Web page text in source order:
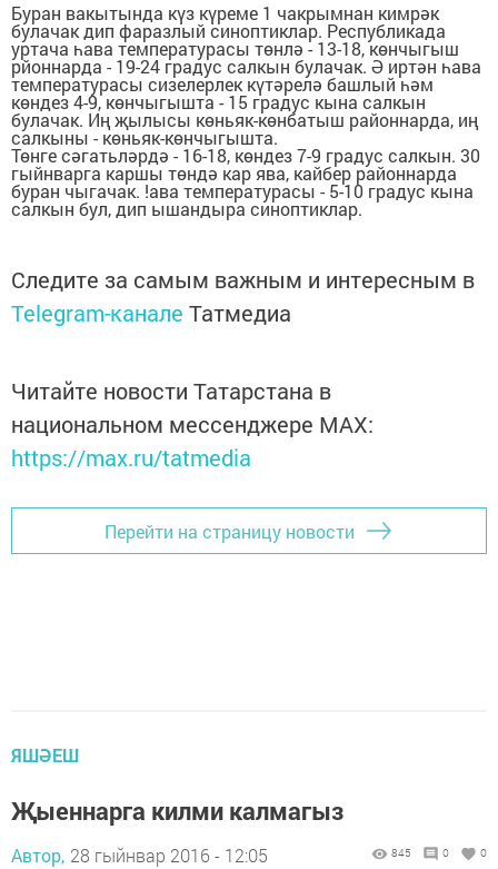
Буран вакытында күз күреме 1 чакрымнан кимрәк
булачак дип фаразлый синоптиклар. Республикада
уртача һава температурасы төнлә - 13-18, көнчыгыш
рйоннарда - 19-24 градус салкын булачак. Ә иртән һава
температурасы сизелерлек күтәрелә башлый һәм
көндез 4-9, көнчыгышта - 15 градус кына салкын
булачак. Иң җылысы көньяк-көнбатыш районнарда, иң
салкыны - көньяк-көнчыгышта.
Төнге сәгатьләрдә - 16-18, көндез 7-9 градус салкын. 30
гыйнварга каршы төндә кар ява, кайбер районнарда
буран чыгачак. !ава температурасы - 5-10 градус кына
салкын бул, дип ышандыра синоптиклар.
Следите за самым важным и интересным в
Telegram-канале Татмедиа
Читайте новости Татарстана в
национальном мессенджере MАХ:
https://max.ru/tatmedia
Перейти на страницу новости
ЯШӘЕШ
Җыеннарга килми калмагыз
Автор, 28 гыйнвар 2016 - 12:05 845 0 0